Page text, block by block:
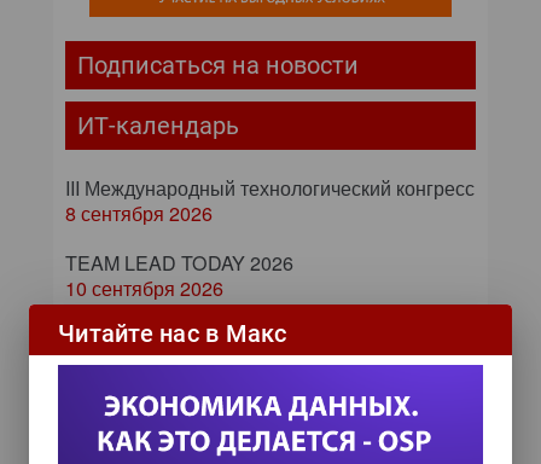
Подписаться на новости
ИТ-календарь
III Международный технологический конгресс
8 сентября 2026
TEAM LEAD TODAY 2026
10 сентября 2026
Форум ProcessTech
18 сентября 2026
Управление данными 2026
24 сентября 2026
Читайте нас в Макс